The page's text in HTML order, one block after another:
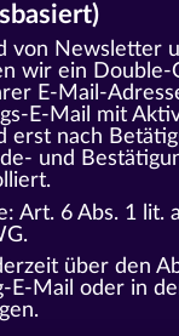
von Newsletter
wir ein
E-Mail-
E-Mail mit
erst nach
und
Art. 6 Abs. 1 lit.
über den
E-Mail oder in